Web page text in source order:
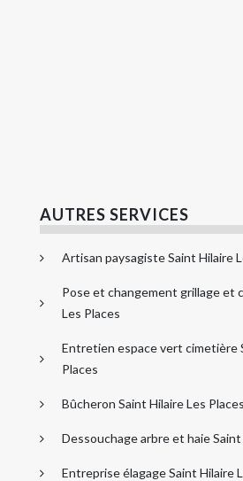
AUTRES SERVICES
Artisan paysagiste Saint Hilaire
Pose et changement grillage et
Les Places
Entretien espace vert cimetière
Places
Bûcheron Saint Hilaire Les Places
Dessouchage arbre et haie Saint
Entreprise élagage Saint Hilaire